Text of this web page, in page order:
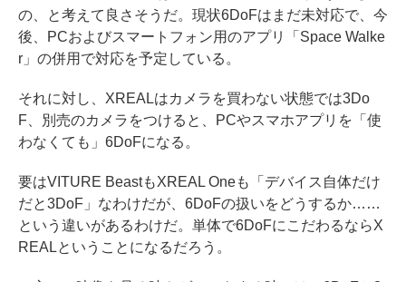
の、と考えて良さそうだ。現状6DoFはまだ未対応で、今
後、PCおよびスマートフォン用のアプリ「Space Walke
r」の併用で対応を予定している。
それに対し、XREALはカメラを買わない状態では3Do
F、別売のカメラをつけると、PCやスマホアプリを「使
わなくても」6DoFになる。
要はVITURE BeastもXREAL Oneも「デバイス自体だけ
だと3DoF」なわけだが、6DoFの扱いをどうするか……
という違いがあるわけだ。単体で6DoFにこだわるならX
REALということになるだろう。